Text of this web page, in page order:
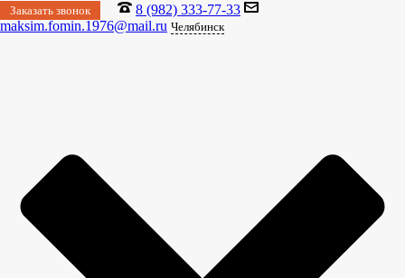
Заказать звонок
8 (982) 333-77-33
maksim.fomin.1976@mail.ru Челябинск